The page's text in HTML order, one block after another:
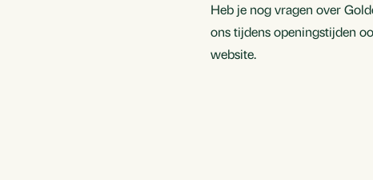
Heb je nog vragen over
ons tijdens openingstijden
website.